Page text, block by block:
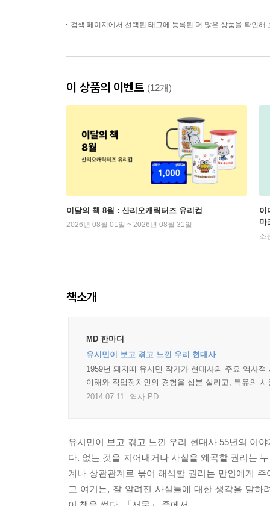
검색 페이지에서 선택된 태그에 등록된 더 많은 상품을 확인해
이 상품의 이벤트 (12개)
이달의 책 8월 : 산리오캐릭터즈 유리컵
2026년 08월 01일 ~ 2026년 08월 31일
이
마
소
책소개
MD 한마디
유시민이 보고 겪고 느낀 우리 현대사
1959년 돼지띠 유시민 작가가 현대사의 주요 역사
이해와 직업정치인의 경험을 십분 살리고, 특유의
2014.07.11. 역사 PD
유시민이 보고 겪고 느낀 우리 현대사 55년의 이
다. 없는 것을 지어내거나 사실을 왜곡할 권리는
계나 상관관계로 묶어 해석할 권리는 만인에게
고 여기는, 잘 알려진 사실들에 대한 생각을 말